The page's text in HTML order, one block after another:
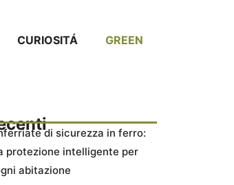
CURIOSITÁ GREEN
di sicurezza in ferro:
protezione intelligente per
abitazione